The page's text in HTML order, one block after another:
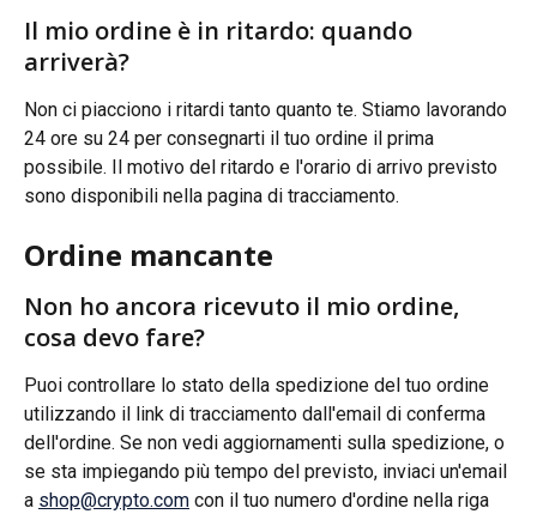
Il mio ordine è in ritardo: quando
arriverà?
Non ci piacciono i ritardi tanto quanto te. Stiamo lavorando
24 ore su 24 per consegnarti il tuo ordine il prima
possibile. Il motivo del ritardo e l'orario di arrivo previsto
sono disponibili nella pagina di tracciamento.
Ordine mancante
Non ho ancora ricevuto il mio ordine,
cosa devo fare?
Puoi controllare lo stato della spedizione del tuo ordine
utilizzando il link di tracciamento dall'email di conferma
dell'ordine. Se non vedi aggiornamenti sulla spedizione, o
se sta impiegando più tempo del previsto, inviaci un'email
a shop@crypto.com con il tuo numero d'ordine nella riga